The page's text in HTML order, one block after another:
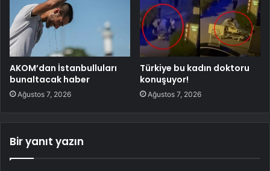
AKOM’dan İstanbulluları
bunaltacak haber
Ağustos 7, 2026
Türkiye bu kadın doktoru
konuşuyor!
Ağustos 7, 2026
Bir yanıt yazın